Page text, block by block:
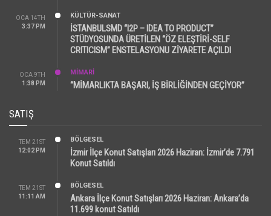
OCA 14TH
3:37 PM
KÜLTÜR-SANAT
İSTANBULSMD “I2P – IDEA TO PRODUCT”
STÜDYOSUNDA ÜRETİLEN “ÖZ ELEŞTİRİ-SELF
CRITICISM” ENSTELASYONU ZİYARETE AÇILDI
OCA 9TH
1:38 PM
MİMARİ
“MİMARLIKTA BAŞARI, İŞ BİRLİĞİNDEN GEÇİYOR”
SATIŞ
TEM 21ST
12:02 PM
BÖLGESEL
İzmir İlçe Konut Satışları 2026 Haziran: İzmir’de 7.791
Konut Satıldı
TEM 21ST
11:11 AM
BÖLGESEL
Ankara İlçe Konut Satışları 2026 Haziran: Ankara’da
11.699 konut Satıldı